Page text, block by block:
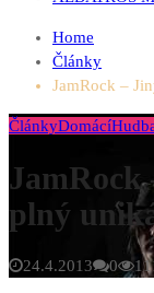
Home
Články
JamRock –
ČlánkyDomácí
JamRock
plný
24.4.2013 0